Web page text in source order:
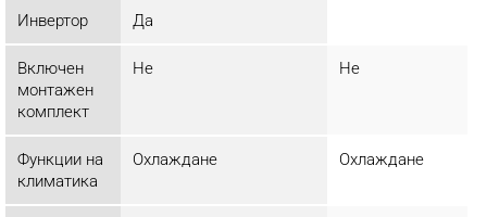
Инвертор Да
Включен
монтажен
комплект
Не Не
Функции на
климатика
Охлаждане Охлаждане